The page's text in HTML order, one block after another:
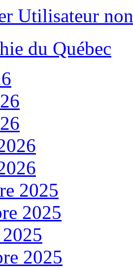
Utilisateur
du Québec
2025
2025
2025